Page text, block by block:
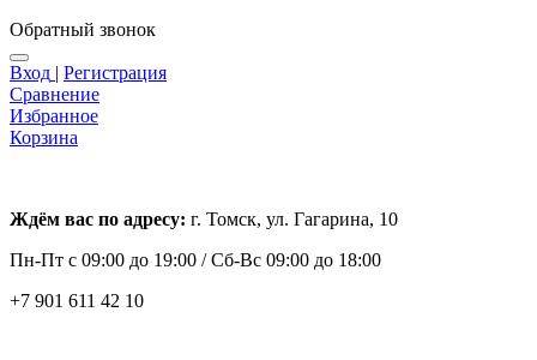
Обратный звонок
Вход | Регистрация
Сравнение
Избранное
Корзина
Ждём вас по адресу: г. Томск, ул. Гагарина, 10
Пн-Пт с 09:00 до 19:00 /Сб-Вс 09:00 до 18:00
+7 901 611 42 10